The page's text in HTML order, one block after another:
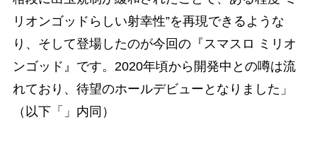
リオンゴッドらしい射幸性”を再現できるような
り、そして登場したのが今回の『スマスロ ミリオ
ンゴッド』です。2020年頃から開発中との噂は流
れており、待望のホールデビューとなりました」
（以下「」内同）